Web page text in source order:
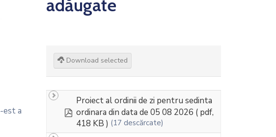
est a
adăugate
Download selected
pdf
Proiect al ordinii de zi pentru sedinta
ordinara din data de 05 08 2026 ( pdf,
418 KB ) (17 descărcate)